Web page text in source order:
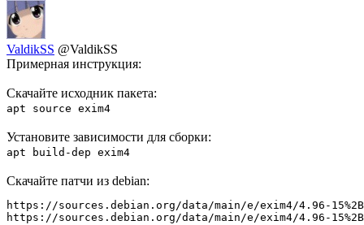
ValdikSS @ValdikSS
Примерная инструкция:
Скачайте исходник пакета:
apt source exim4
Установите зависимости для сборки:
apt build-dep exim4
Скачайте патчи из debian:
https://sources.debian.org/data/main/e/exim4/4.96-
https://sources.debian.org/data/main/e/exim4/4.96-